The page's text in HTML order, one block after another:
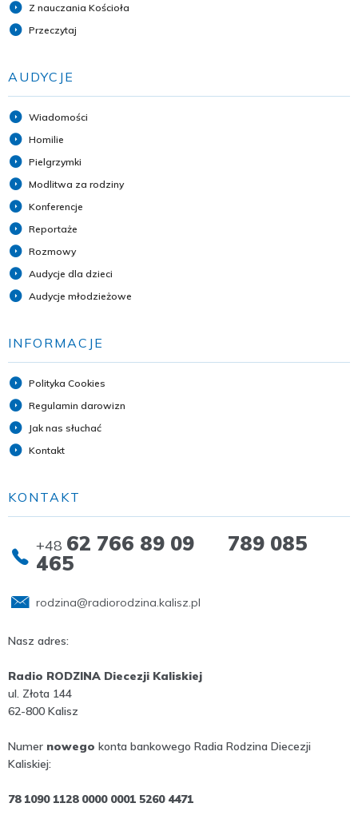
Z nauczania Kościoła
Przeczytaj
AUDYCJE
Wiadomości
Homilie
Pielgrzymki
Modlitwa za rodziny
Konferencje
Reportaże
Rozmowy
Audycje dla dzieci
Audycje młodzieżowe
INFORMACJE
Polityka Cookies
Regulamin darowizn
Jak nas słuchać
Kontakt
KONTAKT
+48 62 766 89 09 789 085
465
rodzina@radiorodzina.kalisz.pl
Nasz adres:
Radio RODZINA Diecezji Kaliskiej
ul. Złota 144
62-800 Kalisz
Numer nowego konta bankowego Radia Rodzina Diecezji
Kaliskiej:
78 1090 1128 0000 0001 5260 4471